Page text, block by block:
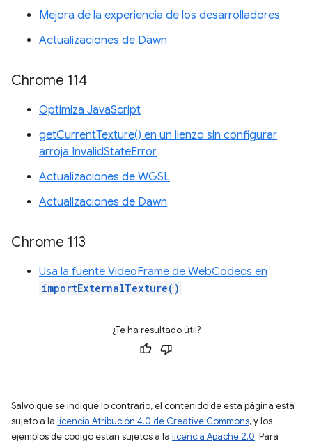
Mejora de la experiencia de los desarrolladores
Actualizaciones de Dawn
Chrome 114
Optimiza JavaScript
getCurrentTexture() en un lienzo sin configurar
arroja InvalidStateError
Actualizaciones de WGSL
Actualizaciones de Dawn
Chrome 113
Usa la fuente VideoFrame de WebCodecs en
importExternalTexture()
¿Te ha resultado útil?
Salvo que se indique lo contrario, el contenido de esta página está
sujeto a la licencia Atribución 4.0 de Creative Commons, y los
ejemplos de código están sujetos a la licencia Apache 2.0. Para